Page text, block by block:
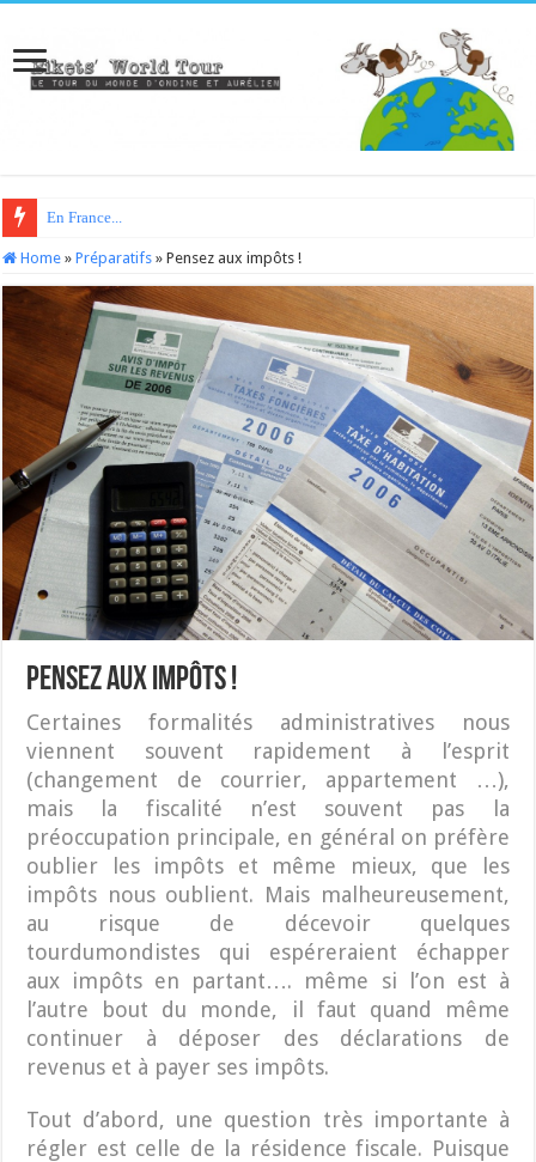
En France...
Home » Préparatifs » Pensez aux impôts !
Pensez aux impôts !
Certaines formalités administratives nous
viennent souvent rapidement à l’esprit
(changement de courrier, appartement …),
mais la fiscalité n’est souvent pas la
préoccupation principale, en général on préfère
oublier les impôts et même mieux, que les
impôts nous oublient. Mais malheureusement,
au risque de décevoir quelques
tourdumondistes qui espéreraient échapper
aux impôts en partant…. même si l’on est à
l’autre bout du monde, il faut quand même
continuer à déposer des déclarations de
revenus et à payer ses impôts.
Tout d’abord, une question très importante à
régler est celle de la résidence fiscale. Puisque